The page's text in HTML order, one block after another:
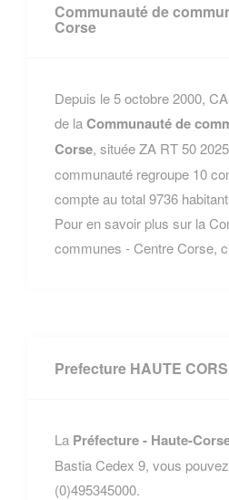
Communauté de
Corse
Depuis le 5 octobre 2000,
de laCommunauté de
Corse, située ZA RT 50
communauté regroupe 10
compte au total 9736
Pour en savoir plus sur la
communes - Centre Corse,
Prefecture HAUTE
La Préfecture - Haute-
Bastia Cedex 9, vous
(0)495345000.